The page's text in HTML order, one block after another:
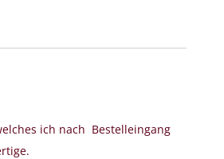
ich nach Bestelleingang